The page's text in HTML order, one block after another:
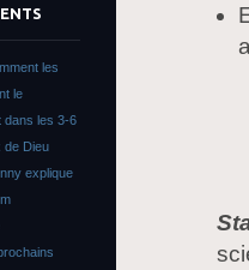
les
le
dans les 3-6
de Dieu
explique